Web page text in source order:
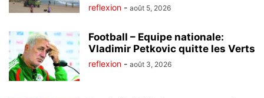
reflexion - août 5, 2026
Football – Equipe nationale:
Vladimir Petkovic quitte les Verts
reflexion - août 3, 2026